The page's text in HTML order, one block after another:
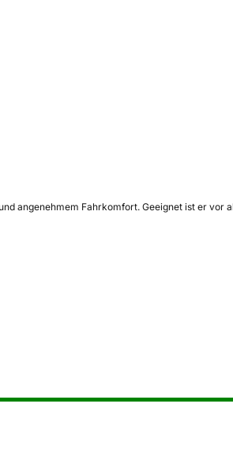
angenehmem Fahrkomfort. Geeignet ist er vor